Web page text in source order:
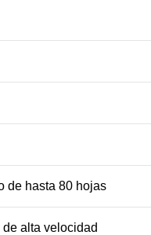
de hasta 80 hojas
alta velocidad